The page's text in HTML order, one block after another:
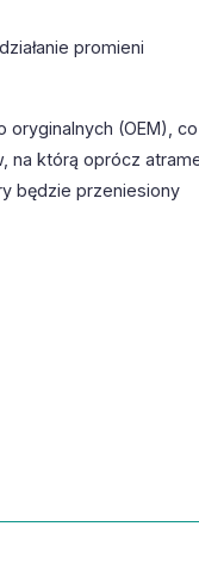
promieni
(OEM), co
na którą oprócz
będzie przeniesiony